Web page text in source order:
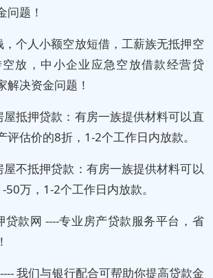
问题！
，个人小额空放短借，工薪族无抵押空
放，中小企业应急空放借款经营贷
解决资金问题！
抵押贷款：有房一族提供材料可以直
评估价的8折，1-2个工作日内放款。
不抵押贷款：有房一族提供材料可以
万，1-2个工作日内放款。
贷款网 ----专业房产贷款服务平台，省
---- 我们与银行配合可帮助你提高贷款金